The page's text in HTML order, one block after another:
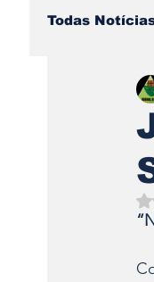
Todas
Eventos